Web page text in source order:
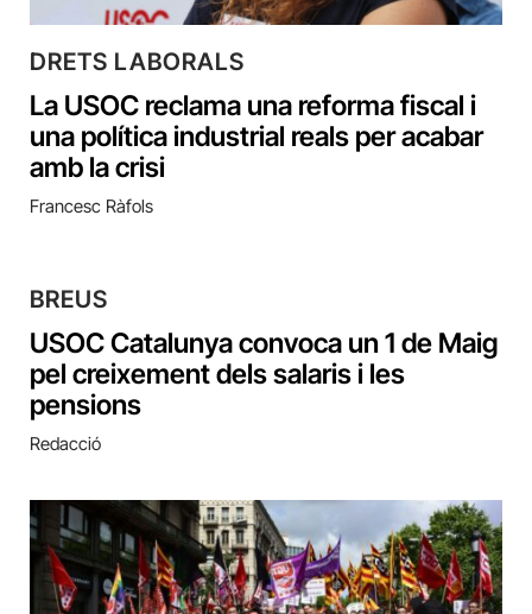
DRETS LABORALS
La USOC reclama una reforma fiscal i
una política industrial reals per acabar
amb la crisi
Francesc Ràfols
BREUS
USOC Catalunya convoca un 1 de Maig
pel creixement dels salaris i les
pensions
Redacció